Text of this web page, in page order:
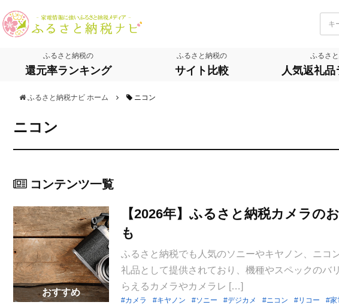
ふるさと納税の
還元率ランキング
ふるさと納税の
サイト比較
ふるさ
人気返礼
ふるさと納税ナビ ホーム ニコン
ニコン
コンテンツ一覧
【2026年】ふるさと納税カメラの
も
ふるさと納税でも人気のソニーやキヤノン、ニコ
礼品として提供されており、機種やスペックのバ
らえるカメラやカメラレ […]
カメラ キヤノン ソニー デジカメ ニコン リコー
家
おすすめ